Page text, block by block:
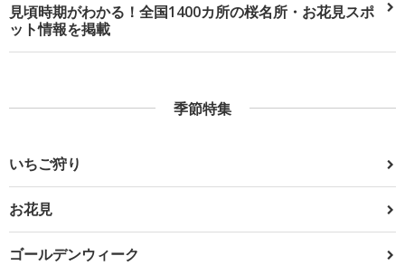
見頃時期がわかる！全国1400カ所の桜名所・お花見スポ
ット情報を掲載
季節特集
いちご狩り
お花見
ゴールデンウィーク